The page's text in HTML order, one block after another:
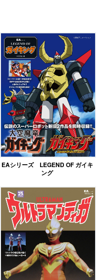
EAシリーズ LEGEND OF ガイキ
ング